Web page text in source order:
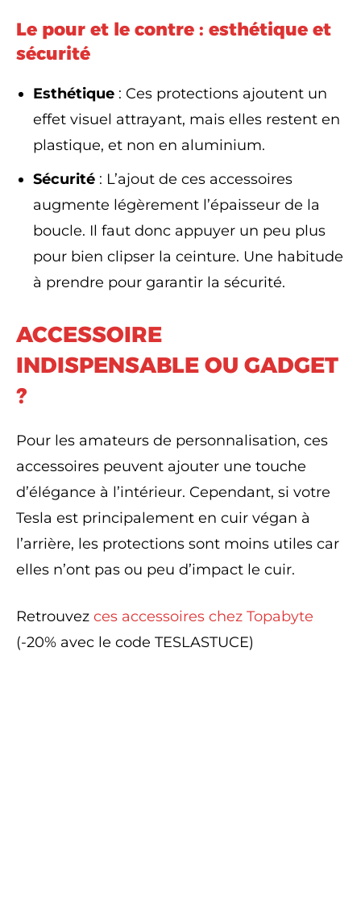
Le pour et le contre : esthétique et
sécurité
Esthétique : Ces protections ajoutent un
effet visuel attrayant, mais elles restent en
plastique, et non en aluminium.
Sécurité : L’ajout de ces accessoires
augmente légèrement l’épaisseur de la
boucle. Il faut donc appuyer un peu plus
pour bien clipser la ceinture. Une habitude
à prendre pour garantir la sécurité.
ACCESSOIRE
INDISPENSABLE OU GADGET
?
Pour les amateurs de personnalisation, ces
accessoires peuvent ajouter une touche
d’élégance à l’intérieur. Cependant, si votre
Tesla est principalement en cuir végan à
l’arrière, les protections sont moins utiles car
elles n’ont pas ou peu d’impact le cuir.
Retrouvez ces accessoires chez Topabyte
(-20% avec le code TESLASTUCE)